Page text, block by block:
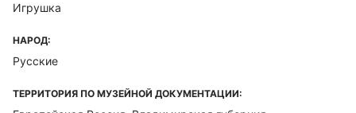
Игрушка
НАРОД:
Русские
ТЕРРИТОРИЯ ПО МУЗЕЙНОЙ ДОКУМЕНТАЦИИ: